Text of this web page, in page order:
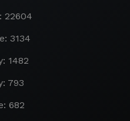
22604
3134
1482
793
682